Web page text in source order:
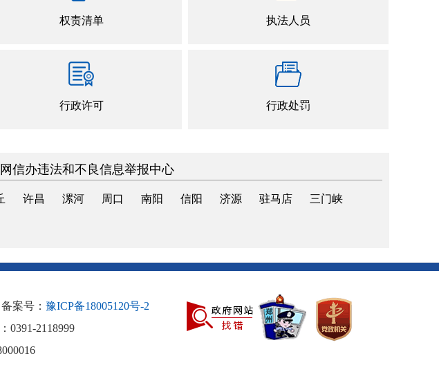
权责清单 执法人员
行政许可 行政处罚
信办违法和不良信息举报中心
许昌 漯河 周口 南阳 信阳 济源 驻马店
三门峡
案号： 豫ICP备18005120号-2
0391-2118999